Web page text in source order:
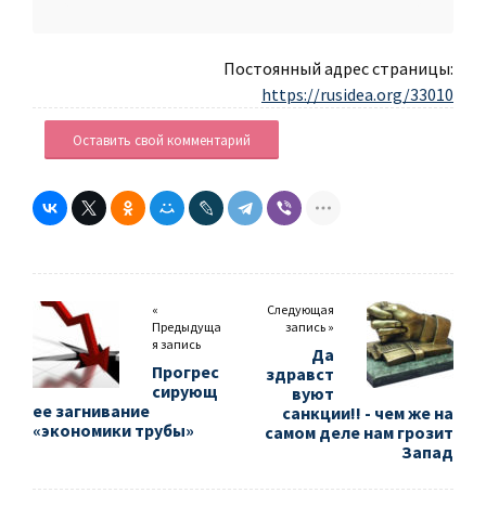
Постоянный адрес страницы:
https://rusidea.org/33010
Оставить свой комментарий
«
Предыдуща
я запись
Прогрес
сирующ
ее загнивание
«экономики трубы»
Следующая
запись »
Да
здравст
вуют
санкции!! - чем же на
самом деле нам грозит
Запад